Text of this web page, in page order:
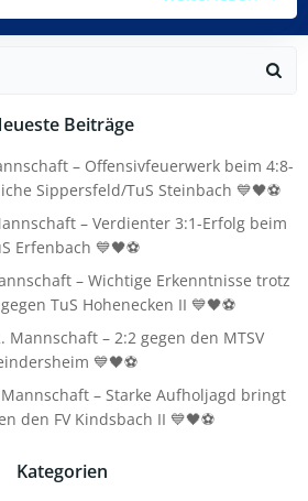
Beiträge
– Offensivfeuerwerk beim 4:8-
Sippersfeld/TuS Steinbach 💙🖤⚽
– Verdienter 3:1-Erfolg beim
Erfenbach 💙🖤⚽
– Wichtige Erkenntnisse trotz
TuS Hohenecken II 💙🖤⚽
Mannschaft – 2:2 gegen den MTSV
💙🖤⚽
– Starke Aufholjagd bringt
den FV Kindsbach II 💙🖤⚽
Kategorien